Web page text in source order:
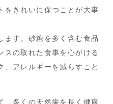
をきれいに保つことが大事
ます。砂糖を多く含む食品
スの取れた食事を心がける
、アレルギーを減らすこと
、多くの天然歯を長く健康